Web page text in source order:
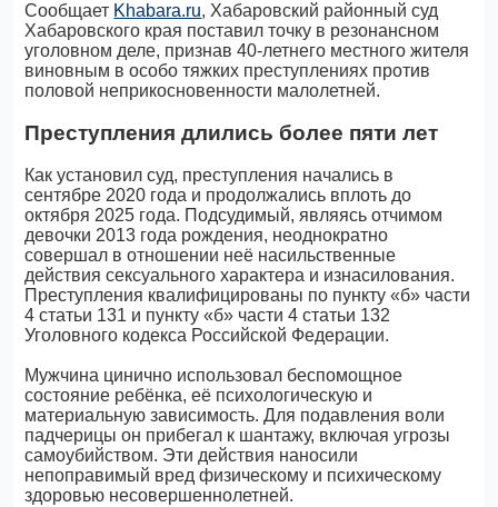
Сообщает Khabara.ru, Хабаровский районный суд
Хабаровского края поставил точку в резонансном
уголовном деле, признав 40-летнего местного жителя
виновным в особо тяжких преступлениях против
половой неприкосновенности малолетней.
Преступления длились более пяти лет
Как установил суд, преступления начались в
сентябре 2020 года и продолжались вплоть до
октября 2025 года. Подсудимый, являясь отчимом
девочки 2013 года рождения, неоднократно
совершал в отношении неё насильственные
действия сексуального характера и изнасилования.
Преступления квалифицированы по пункту «б» части
4 статьи 131 и пункту «б» части 4 статьи 132
Уголовного кодекса Российской Федерации.
Мужчина цинично использовал беспомощное
состояние ребёнка, её психологическую и
материальную зависимость. Для подавления воли
падчерицы он прибегал к шантажу, включая угрозы
самоубийством. Эти действия наносили
непоправимый вред физическому и психическому
здоровью несовершеннолетней.